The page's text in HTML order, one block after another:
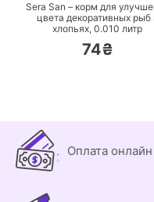
Sera San – корм для
цвета декоративных рыб
хлопьях, 0.010 литр
74₴
Оплата